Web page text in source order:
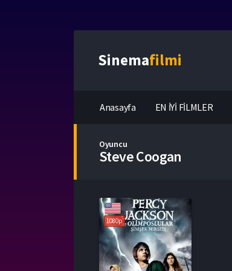
Sinemafilmi
Anasayfa EN İYİ FİLMLER
Oyuncu
Steve Coogan
1080p